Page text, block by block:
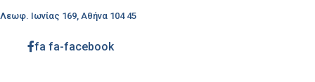
Λεωφ. Ιωνίας 169, Αθήνα 104 45
fa fa-facebook